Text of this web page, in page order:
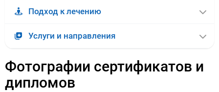
Подход к лечению
Услуги и направления
Фотографии сертификатов и
дипломов